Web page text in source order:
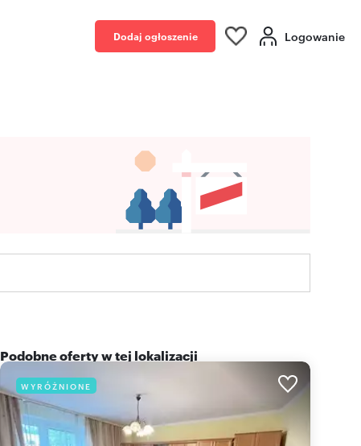
Dodaj ogłoszenie Logowanie
Podobne oferty w tej lokalizacji
WYRÓŻNIONE